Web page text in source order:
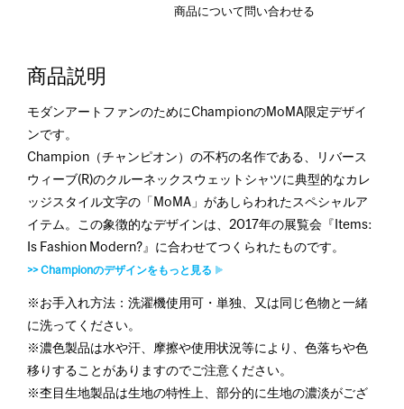
商品について問い合わせる
商品説明
モダンアートファンのためにChampionのMoMA限定デザイ
ンです。
Champion（チャンピオン）の不朽の名作である、リバース
ウィーブ(R)のクルーネックスウェットシャツに典型的なカレ
ッジスタイル文字の「MoMA」があしらわれたスペシャルア
イテム。この象徴的なデザインは、2017年の展覧会『Items:
Is Fashion Modern?』に合わせてつくられたものです。
>> Championのデザインをもっと見る
※お手入れ方法：洗濯機使用可・単独、又は同じ色物と一緒
に洗ってください。
※濃色製品は水や汗、摩擦や使用状況等により、色落ちや色
移りすることがありますのでご注意ください。
※杢目生地製品は生地の特性上、部分的に生地の濃淡がござ